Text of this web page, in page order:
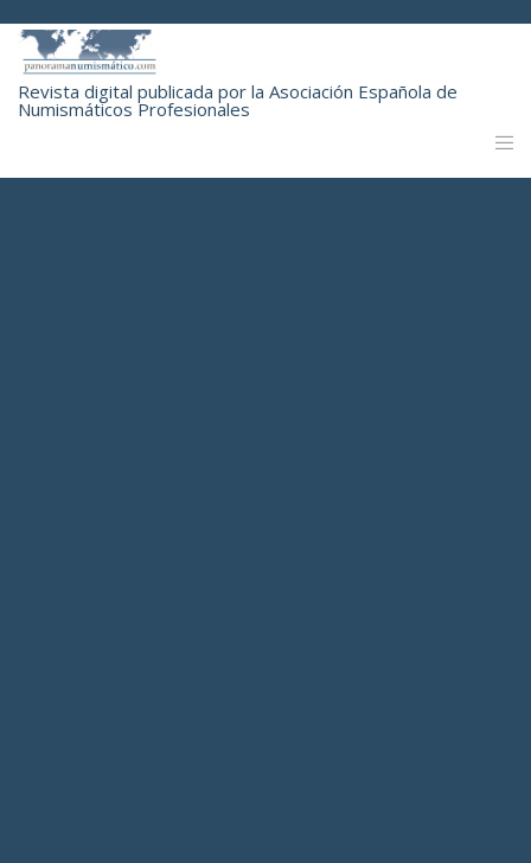
Revista digital publicada por la Asociación Española de
Numismáticos Profesionales